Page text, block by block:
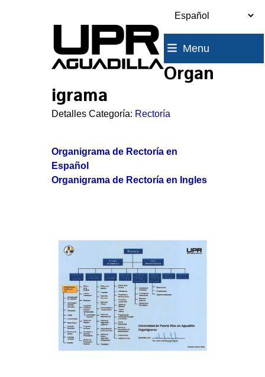
Menu
Organ
igrama
Detalles Categoría: Rectoría
Organigrama de Rectoría en
Español
Organigrama de Rectoría en Ingles